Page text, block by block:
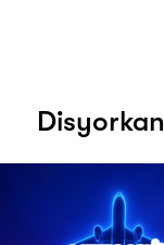
Disyorkan